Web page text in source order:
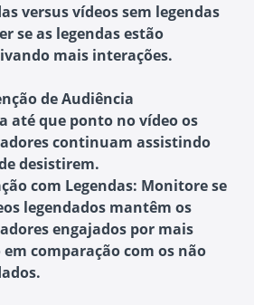
versus vídeos sem legendas
se as legendas estão
mais interações.
de Audiência
até que ponto no vídeo os
continuam assistindo
desistirem.
com Legendas: Monitore se
legendados mantêm os
engajados por mais
comparação com os não